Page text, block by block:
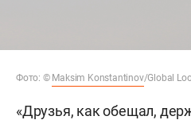
Фото: © Maksim Konstantinov/Global
«Друзья, как обещал,